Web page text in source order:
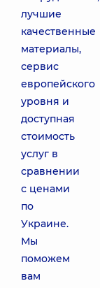
лучшие
качественные
материалы,
сервис
европейского
уровня и
доступная
стоимость
услуг в
сравнении
с ценами
по
Украине.
Мы
поможем
вам